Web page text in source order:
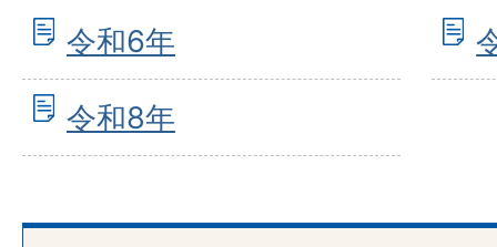
令和6年
令和8年